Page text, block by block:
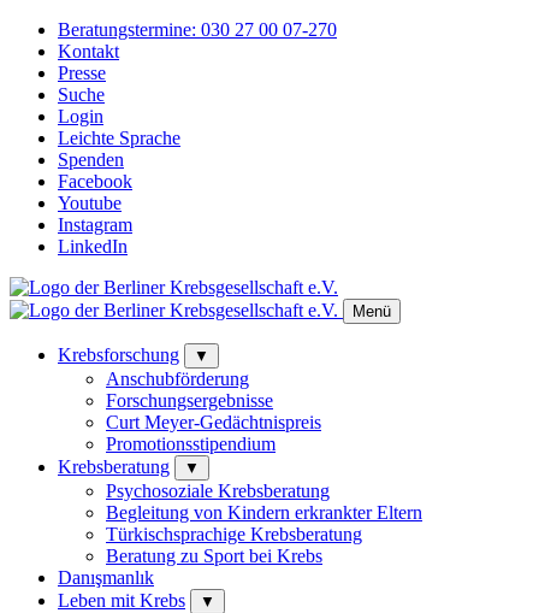
Beratungstermine: 030 27 00 07-270
Kontakt
Presse
Suche
Login
Leichte Sprache
Spenden
Facebook
Youtube
Instagram
LinkedIn
Menü
Krebsforschung ▼
Anschubförderung
Forschungsergebnisse
Curt Meyer-Gedächtnispreis
Promotionsstipendium
Krebsberatung
▼
Psychosoziale Krebsberatung
Begleitung von Kindern erkrankter Eltern
Türkischsprachige Krebsberatung
Beratung zu Sport bei Krebs
Danışmanlık
Leben mit Krebs
▼